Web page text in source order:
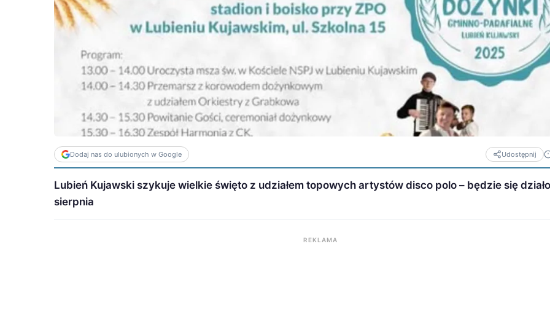
Dodaj nas do ulubionych w Google Udostępnij
Lubień Kujawski szykuje wielkie święto z udziałem topowych artystów disco polo – będzie się
sierpnia
REKLAMA